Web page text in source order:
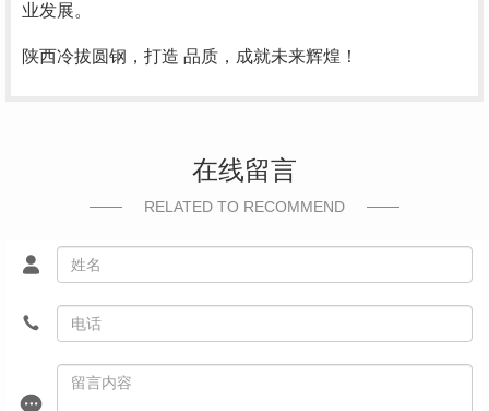
业发展。
陕西冷拔圆钢，打造 品质，成就未来辉煌！
在线留言
RELATED TO RECOMMEND